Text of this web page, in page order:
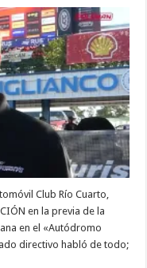
Club Río Cuarto,
en la previa de la
en el «Autódromo
directivo habló de todo;